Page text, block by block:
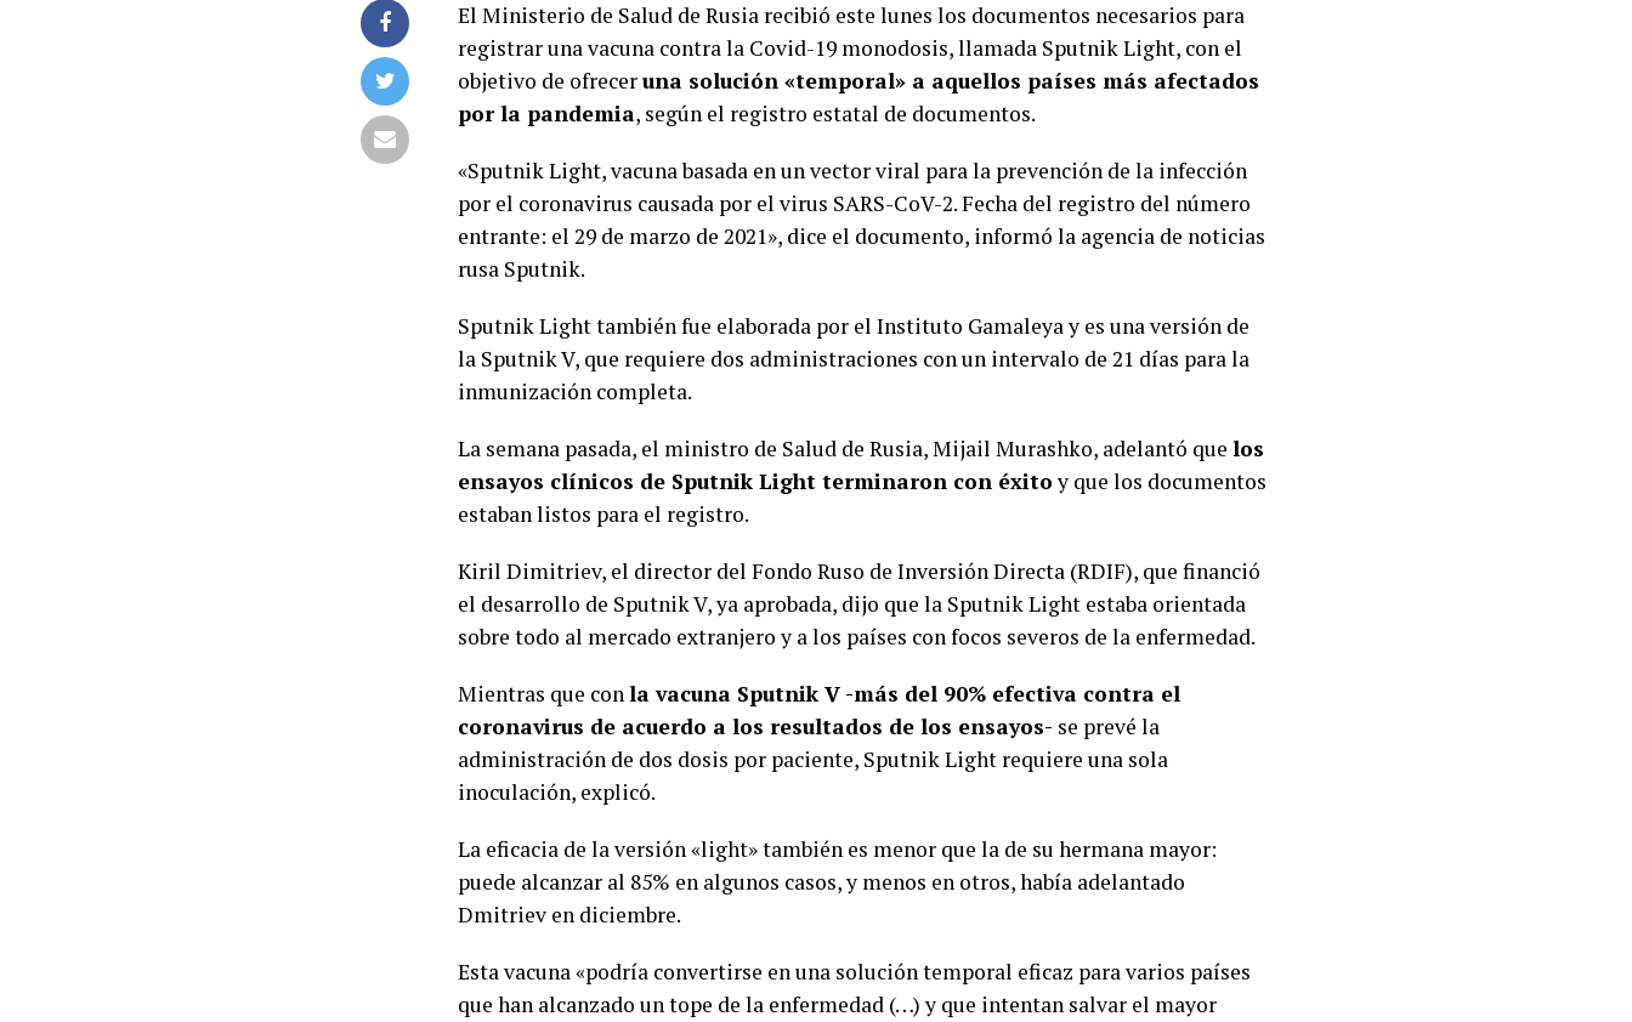
El Ministerio de Salud de Rusia recibió este lunes los documentos necesarios para
registrar una vacuna contra la Covid-19 monodosis, llamada Sputnik Light, con el
objetivo de ofreceruna solución «temporal» a aquellos países más afectados
por la pandemia, según el registro estatal de documentos.
«Sputnik Light, vacuna basada en un vector viral para la prevención de la infección
por el coronavirus causada por el virus SARS-CoV-2. Fecha del registro del número
entrante: el 29 de marzo de 2021», dice el documento, informó la agencia de noticias
rusa Sputnik.
Sputnik Light también fue elaborada por el Instituto Gamaleya y es una versión de
la Sputnik V, que requiere dos administraciones con un intervalo de 21 días para la
inmunización completa.
La semana pasada, el ministro de Salud de Rusia, Mijail Murashko, adelantó que los
ensayos clínicos de Sputnik Light terminaron con éxitoy que los documentos
estaban listos para el registro.
Kiril Dimitriev, el director del Fondo Ruso de Inversión Directa (RDIF), que financió
el desarrollo de Sputnik V, ya aprobada, dijo que la Sputnik Light estaba orientada
sobre todo al mercado extranjero y a los países con focos severos de la enfermedad.
Mientras que conla vacuna Sputnik V -más del 90% efectiva contra el
coronavirus de acuerdo a los resultados de los ensayos- se prevé la
administración de dos dosis por paciente, Sputnik Light requiere una sola
inoculación, explicó.
La eficacia de la versión «light» también es menor que la de su hermana mayor:
puede alcanzar al 85% en algunos casos, y menos en otros, había adelantado
Dmitriev en diciembre.
Esta vacuna «podría convertirse en una solución temporal eficaz para varios países
que han alcanzado un tope de la enfermedad (…) y que intentan salvar el mayor